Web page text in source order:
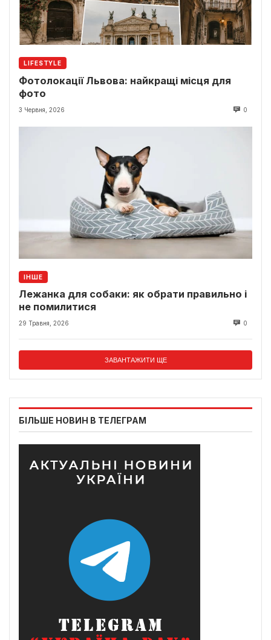
LIFESTYLE
Фотолокації Львова: найкращі місця для
фото
3 Червня, 2026 0
ІНШЕ
Лежанка для собаки: як обрати правильно і
не помилитися
29 Травня, 2026 0
ЗАВАНТАЖИТИ ЩЕ
БІЛЬШЕ НОВИН В ТЕЛЕГРАМ